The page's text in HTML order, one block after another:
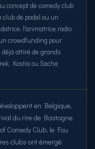
concept de comedy club
de padel ou un
l'animatrice radio
crowdfunding pour
attiré de grands
Kostia ou Sacha
en Belgique,
du rire de Bastogne.
Comedy Club, le Fou
clubs ont émergé.